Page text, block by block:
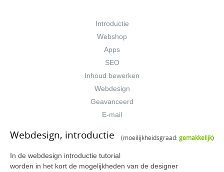
Introductie
Webshop
Apps
SEO
Inhoud bewerken
Webdesign
Geavanceerd
E-mail
(moeilijkheidsgraad:gemakkelijk)
Webdesign, introductie
In de webdesign introductie tutorial
worden in het kort de mogelijkheden van de designer